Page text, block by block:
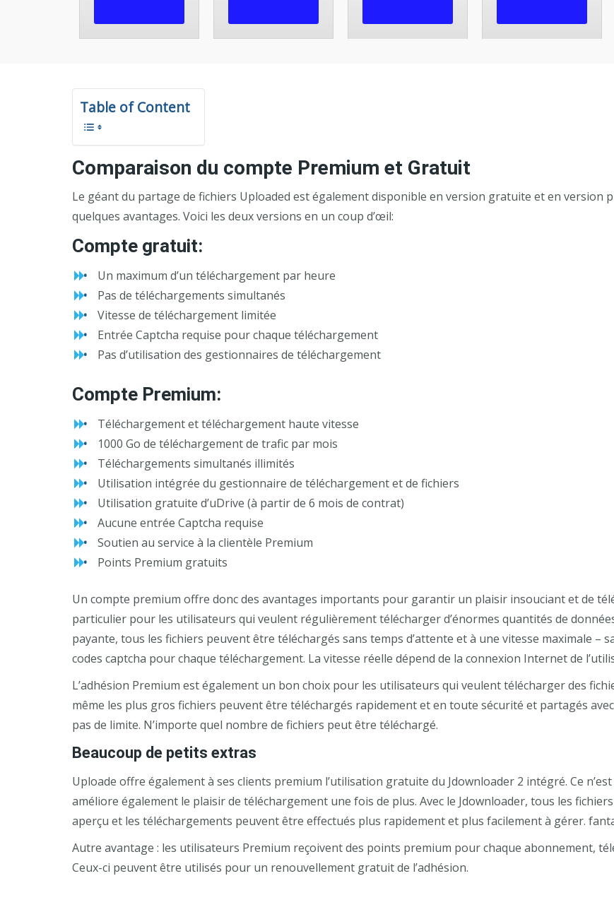
Table of Content
Comparaison du compte Premium et Gratuit
Le géant du partage de fichiers Uploaded est également disponible en version gratuite et en version
quelques avantages. Voici les deux versions en un coup d’œil:
Compte gratuit:
Un maximum d’un téléchargement par heure
Pas de téléchargements simultanés
Vitesse de téléchargement limitée
Entrée Captcha requise pour chaque téléchargement
Pas d’utilisation des gestionnaires de téléchargement
Compte Premium:
Téléchargement et téléchargement haute vitesse
1000 Go de téléchargement de trafic par mois
Téléchargements simultanés illimités
Utilisation intégrée du gestionnaire de téléchargement et de fichiers
Utilisation gratuite d’uDrive (à partir de 6 mois de contrat)
Aucune entrée Captcha requise
Soutien au service à la clientèle Premium
Points Premium gratuits
Un compte premium offre donc des avantages importants pour garantir un plaisir insouciant et de
particulier pour les utilisateurs qui veulent régulièrement télécharger d’énormes quantités de
payante, tous les fichiers peuvent être téléchargés sans temps d’attente et à une vitesse maximale –
codes captcha pour chaque téléchargement. La vitesse réelle dépend de la connexion Internet de
L’adhésion Premium est également un bon choix pour les utilisateurs qui veulent télécharger des
même les plus gros fichiers peuvent être téléchargés rapidement et en toute sécurité et partagés
pas de limite. N’importe quel nombre de fichiers peut être téléchargé.
Beaucoup de petits extras
Uploade offre également à ses clients premium l’utilisation gratuite du Jdownloader 2 intégré. Ce
améliore également le plaisir de téléchargement une fois de plus. Avec le Jdownloader, tous les
aperçu et les téléchargements peuvent être effectués plus rapidement et plus facilement à gérer.
Autre avantage : les utilisateurs Premium reçoivent des points premium pour chaque abonnement,
Ceux-ci peuvent être utilisés pour un renouvellement gratuit de l’adhésion.